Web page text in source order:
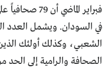
فبراير
في السودان. ويشمل العدد
الشعبي، وكذلك أولئك
الصحافة والرامية إلى الحد